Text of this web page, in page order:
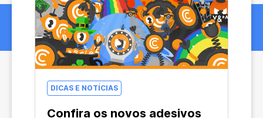
DICAS E NOTÍCIAS
Confira os novos adesivos